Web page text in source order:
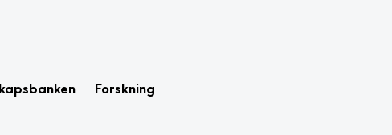
Forskning